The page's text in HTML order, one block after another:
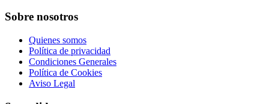
Sobre nosotros
Quienes somos
Política de privacidad
Condiciones Generales
Política de Cookies
Aviso Legal